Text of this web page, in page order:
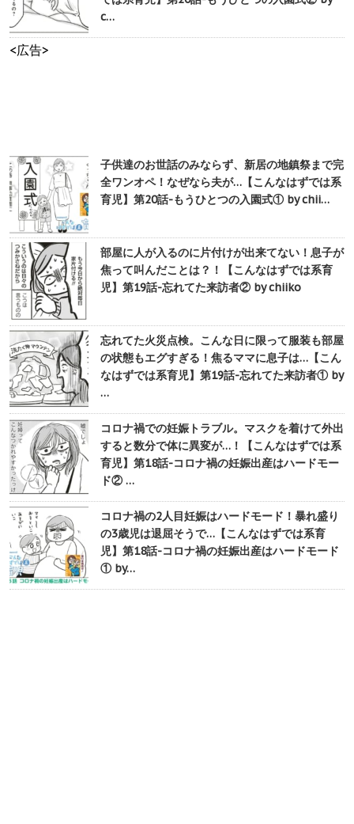
c…
<広告>
子供達のお世話のみならず、新居の地鎮祭まで完
全ワンオペ！なぜなら夫が…【こんなはずでは系
育児】第20話-もうひとつの入園式① by chii…
部屋に人が入るのに片付けが出来てない！息子が
焦って叫んだことは？！【こんなはずでは系育
児】第19話-忘れてた来訪者② by chiiko
忘れてた火災点検。こんな日に限って服装も部屋
の状態もエグすぎる！焦るママに息子は…【こん
なはずでは系育児】第19話-忘れてた来訪者① by
…
コロナ禍での妊娠トラブル。マスクを着けて外出
すると数分で体に異変が…！【こんなはずでは系
育児】第18話-コロナ禍の妊娠出産はハードモー
ド② …
コロナ禍の2人目妊娠はハードモード！暴れ盛り
の3歳児は退屈そうで…【こんなはずでは系育
児】第18話-コロナ禍の妊娠出産はハードモード
① by…